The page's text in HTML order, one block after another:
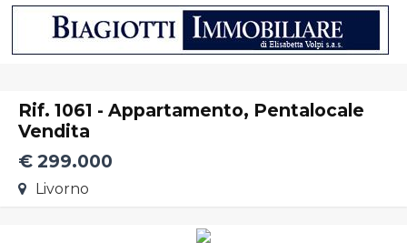
Chi Siamo
In Vendita
In Affitto
Servizi
Lascia Una Richiesta
Proponi Un Immobile
Contatti
Rif. 1061 - Appartamento, Pentalocale
Vendita
€ 299.000
Livorno